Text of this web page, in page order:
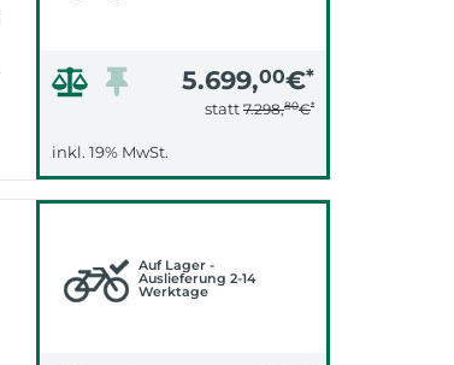
5.699,00€*
statt 7.298,80€*
inkl. 19% MwSt.
Auf Lager -
Auslieferung 2-14
Werktage